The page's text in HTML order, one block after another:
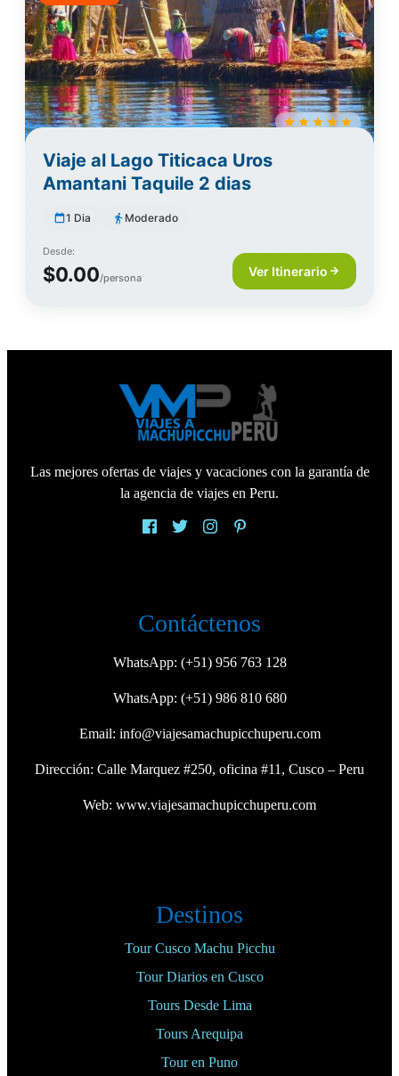
Viaje al Lago Titicaca Uros
Amantani Taquile 2 dias
1 Dia Moderado
Desde:
$0.00/persona Ver Itinerario
Las mejores ofertas de viajes y vacaciones con la garantía de
la agencia de viajes en Peru.
Contáctenos
WhatsApp: (+51) 956 763 128
WhatsApp: (+51) 986 810 680
Email: info@viajesamachupicchuperu.com
Dirección: Calle Marquez #250, oficina #11, Cusco – Peru
Web: www.viajesamachupicchuperu.com
Destinos
Tour Cusco Machu Picchu
Tour Diarios en Cusco
Tours Desde Lima
Tours Arequipa
Tour en Puno